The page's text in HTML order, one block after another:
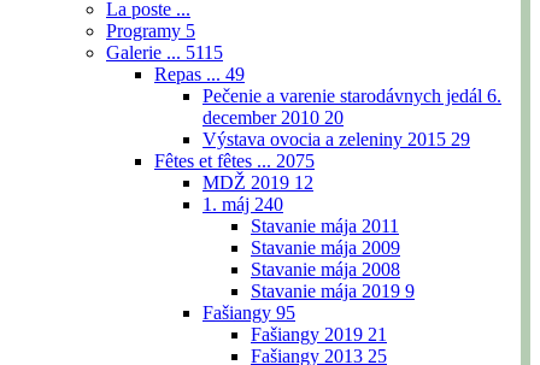
La poste ...
Programy 5
Galerie ... 5115
Repas ... 49
Pečenie a varenie starodávnych jedál 6.
december 2010 20
Výstava ovocia a zeleniny 2015 29
Fêtes et fêtes ... 2075
MDŽ 2019 12
1. máj 240
Stavanie mája 2011
Stavanie mája 2009
Stavanie mája 2008
Stavanie mája 2019 9
Fašiangy 95
Fašiangy 2019 21
Fašiangy 2013 25